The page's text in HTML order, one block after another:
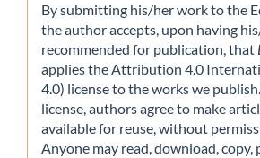
By submitting his/her work to the
the author accepts, upon having
recommended for publication, that
applies the Attribution 4.0
4.0) license to the works we
license, authors agree to make
available for reuse, without
Anyone may read, download,